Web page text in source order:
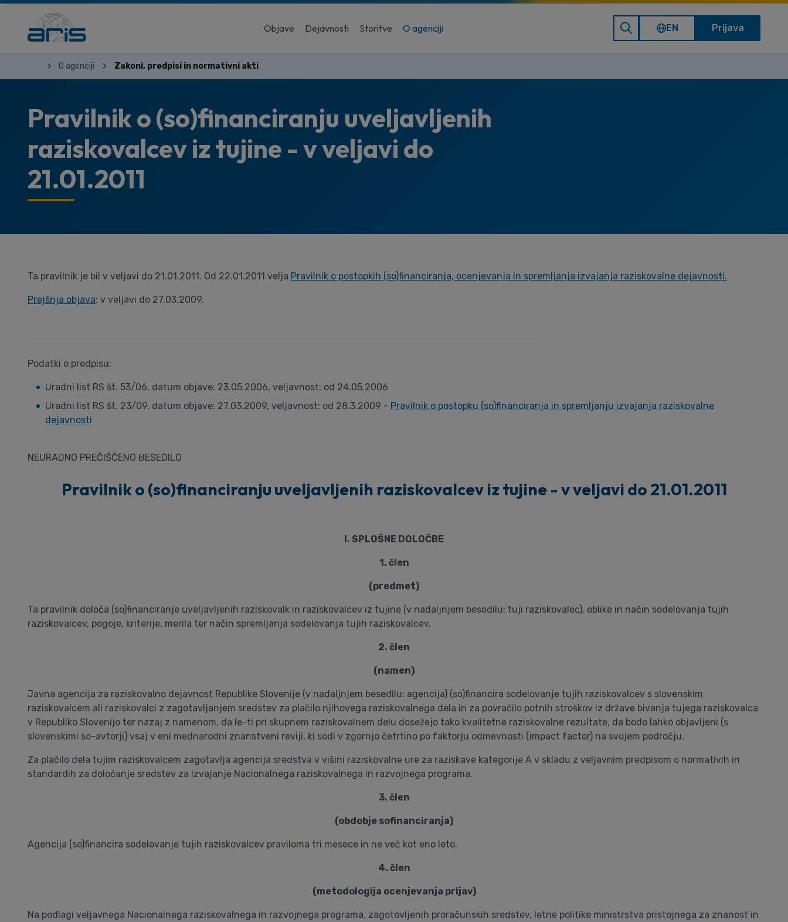
Objave Dejavnosti Storitve O agenciji EN Prijava
O agenciji Zakoni, predpisi in normativni akti
Pravilnik o (so)financiranju uveljavljenih
raziskovalcev iz tujine - v veljavi do
21.01.2011
Ta pravilnik je bil v veljavi do 21.01.2011. Od 22.01.2011 velja Pravilnik o postopkih (so)financiranja, ocenjevanja in spremljanja izvajanja raziskovalne dejavnosti.
Prejšnja objava: v veljavi do 27.03.2009.
Podatki o predpisu:
Uradni list RS št. 53/06, datum objave: 23.05.2006, veljavnost: od 24.05.2006
Uradni list RS št. 23/09, datum objave: 27.03.2009, veljavnost: od 28.3.2009 - Pravilnik o postopku (so)financiranja in spremljanju izvajanja raziskovalne
dejavnosti
NEURADNO PREČIŠČENO BESEDILO
Pravilnik o (so)financiranju uveljavljenih raziskovalcev iz tujine - v veljavi do 21.01.2011
I. SPLOŠNE DOLOČBE
1. člen
(predmet)
Ta pravilnik določa (so)financiranje uveljavljenih raziskovalk in raziskovalcev iz tujine (v nadaljnjem besedilu: tuji raziskovalec), oblike in način sodelovanja tujih
raziskovalcev, pogoje, kriterije, merila ter način spremljanja sodelovanja tujih raziskovalcev.
2. člen
(namen)
Javna agencija za raziskovalno dejavnost Republike Slovenije (v nadaljnjem besedilu: agencija) (so)financira sodelovanje tujih raziskovalcev s slovenskim
raziskovalcem ali raziskovalci z zagotavljanjem sredstev za plačilo njihovega raziskovalnega dela in za povračilo potnih stroškov iz države bivanja tujega raziskovalca
v Republiko Slovenijo ter nazaj z namenom, da le-ti pri skupnem raziskovalnem delu dosežejo tako kvalitetne raziskovalne rezultate, da bodo lahko objavljeni (s
slovenskimi so-avtorji) vsaj v eni mednarodni znanstveni reviji, ki sodi v zgornjo četrtino po faktorju odmevnosti (impact factor) na svojem področju.
Za plačilo dela tujim raziskovalcem zagotavlja agencija sredstva v višini raziskovalne ure za raziskave kategorije A v skladu z veljavnim predpisom o normativih in
standardih za določanje sredstev za izvajanje Nacionalnega raziskovalnega in razvojnega programa.
3. člen
(obdobje sofinanciranja)
Agencija (so)financira sodelovanje tujih raziskovalcev praviloma tri mesece in ne več kot eno leto.
4. člen
(metodologija ocenjevanja prijav)
Na podlagi veljavnega Nacionalnega raziskovalnega in razvojnega programa, zagotovljenih proračunskih sredstev, letne politike ministrstva pristojnega za znanost in